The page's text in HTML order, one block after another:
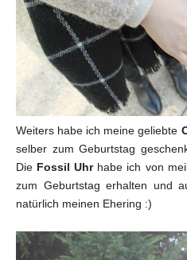
Weiters habe ich meine geliebte
selber zum Geburtstag
Die Fossil Uhrhabe ich von
zum Geburtstag erhalten und
natürlich meinen Ehering :)